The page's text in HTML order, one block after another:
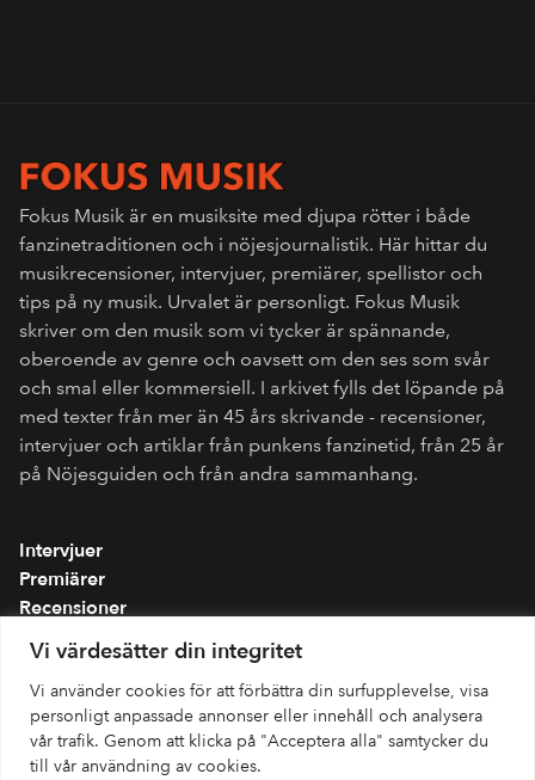
Vi värdesätter din integritet
Vi använder cookies för att förbättra din surfupplevelse, visa
personligt anpassade annonser eller innehåll och analysera
vår trafik. Genom att klicka på "Acceptera alla" samtycker du
till vår användning av cookies.
Fokus Musik är en musiksite med djupa rötter i både
fanzinetraditionen och i nöjesjournalistik. Här hittar du
musikrecensioner, intervjuer, premiärer, spellistor och
tips på ny musik. Urvalet är personligt. Fokus Musik
skriver om den musik som vi tycker är spännande,
oberoende av genre och oavsett om den ses som svår
och smal eller kommersiell. I arkivet fylls det löpande på
med texter från mer än 45 års skrivande - recensioner,
intervjuer och artiklar från punkens fanzinetid, från 25 år
på Nöjesguiden och från andra sammanhang.
Intervjuer
Premiärer
Recensioner
Spellistor
Om folkmusik.se
Integritetspolicy